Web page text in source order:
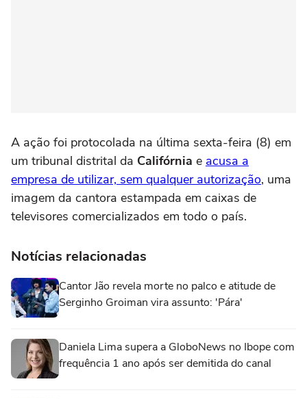
A ação foi protocolada na última sexta-feira (8) em
um tribunal distrital da Califórnia e acusa a
empresa de utilizar, sem qualquer autorização, uma
imagem da cantora estampada em caixas de
televisores comercializados em todo o país.
Notícias relacionadas
Cantor Jão revela morte no palco e atitude de
Serginho Groiman vira assunto: 'Pára'
Daniela Lima supera a GloboNews no Ibope com
frequência 1 ano após ser demitida do canal